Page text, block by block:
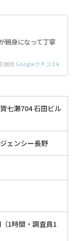
親身になって丁寧
用元 Googleクチコミk
七瀬704 石田ビル
ェンシー長野
1時間・調査員1